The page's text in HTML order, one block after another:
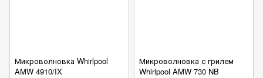
Микроволновка Whirlpool
AMW 4910/IX
Микроволновка с грилем
Whirlpool AMW 730 NB